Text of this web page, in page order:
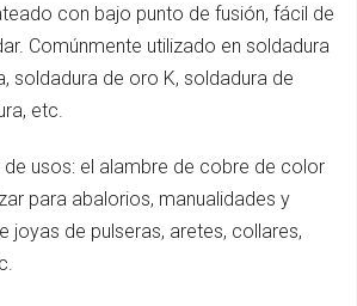
con bajo punto de fusión, fácil de
Comúnmente utilizado en soldadura
soldadura de oro K, soldadura de
etc.
usos: el alambre de cobre de color
para abalorios, manualidades y
joyas de pulseras, aretes, collares,